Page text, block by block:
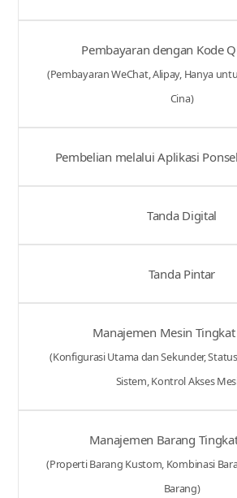
Pembayaran dengan Kode
(Pembayaran WeChat, Alipay, Hanya
Cina)
Pembelian melalui Aplikasi
Tanda Digital
Tanda Pintar
Manajemen Mesin
(Konfigurasi Utama dan Sekunder,
Sistem, Kontrol Akses
Manajemen Barang
(Properti Barang Kustom, Kombinasi
Barang)